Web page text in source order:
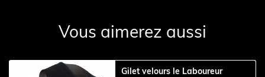
Vous aimerez aussi
Gilet velours le Laboureur